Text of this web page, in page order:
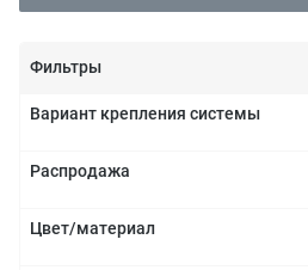
Фильтры
Вариант крепления системы
частично интегрированный
Распродажа
Цвет/материал